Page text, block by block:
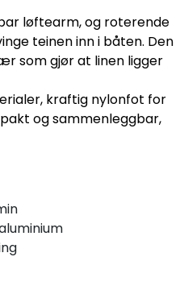
løftearm, og roterende
teinen inn i båten. Den
som gjør at linen ligger
kraftig nylonfot for
og sammenleggbar,